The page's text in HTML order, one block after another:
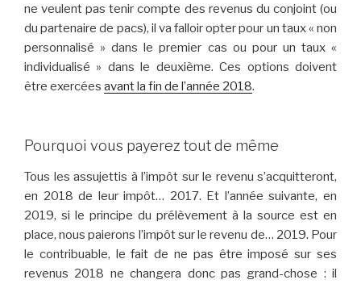
ne veulent pas tenir compte des revenus du conjoint (ou
du partenaire de pacs), il va falloir opter pour un taux « non
personnalisé » dans le premier cas ou pour un taux «
individualisé » dans le deuxième. Ces options doivent
être exercées avant la fin de l’année 2018.
Pourquoi vous payerez tout de même
Tous les assujettis à l’impôt sur le revenu s’acquitteront,
en 2018 de leur impôt… 2017. Et l’année suivante, en
2019, si le principe du prélèvement à la source est en
place, nous paierons l’impôt sur le revenu de… 2019. Pour
le contribuable, le fait de ne pas être imposé sur ses
revenus 2018 ne changera donc pas grand-chose : il